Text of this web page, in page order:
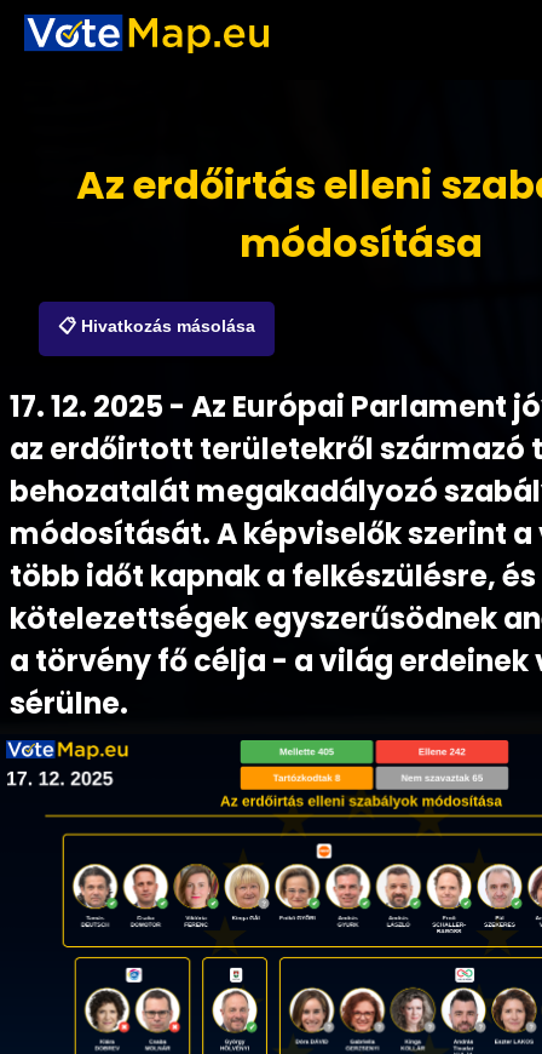
Az erdőirtás elleni
módosítása
📋 Hivatkozás másolása
17. 12. 2025 - Az Európai Parlament
az erdőirtott területekről származó
behozatalát megakadályozó
módosítását. A képviselők szerint
több időt kapnak a felkészülésre,
kötelezettségek egyszerűsödnek
a törvény fő célja - a világ erdeinek
sérülne.